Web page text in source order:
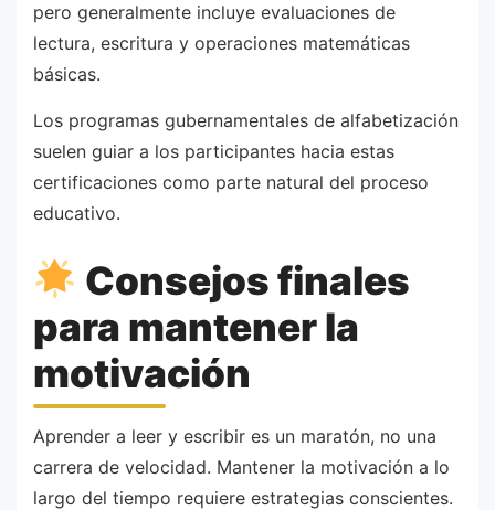
pero generalmente incluye evaluaciones de
lectura, escritura y operaciones matemáticas
básicas.
Los programas gubernamentales de alfabetización
suelen guiar a los participantes hacia estas
certificaciones como parte natural del proceso
educativo.
Consejos finales
para mantener la
motivación
Aprender a leer y escribir es un maratón, no una
carrera de velocidad. Mantener la motivación a lo
largo del tiempo requiere estrategias conscientes.